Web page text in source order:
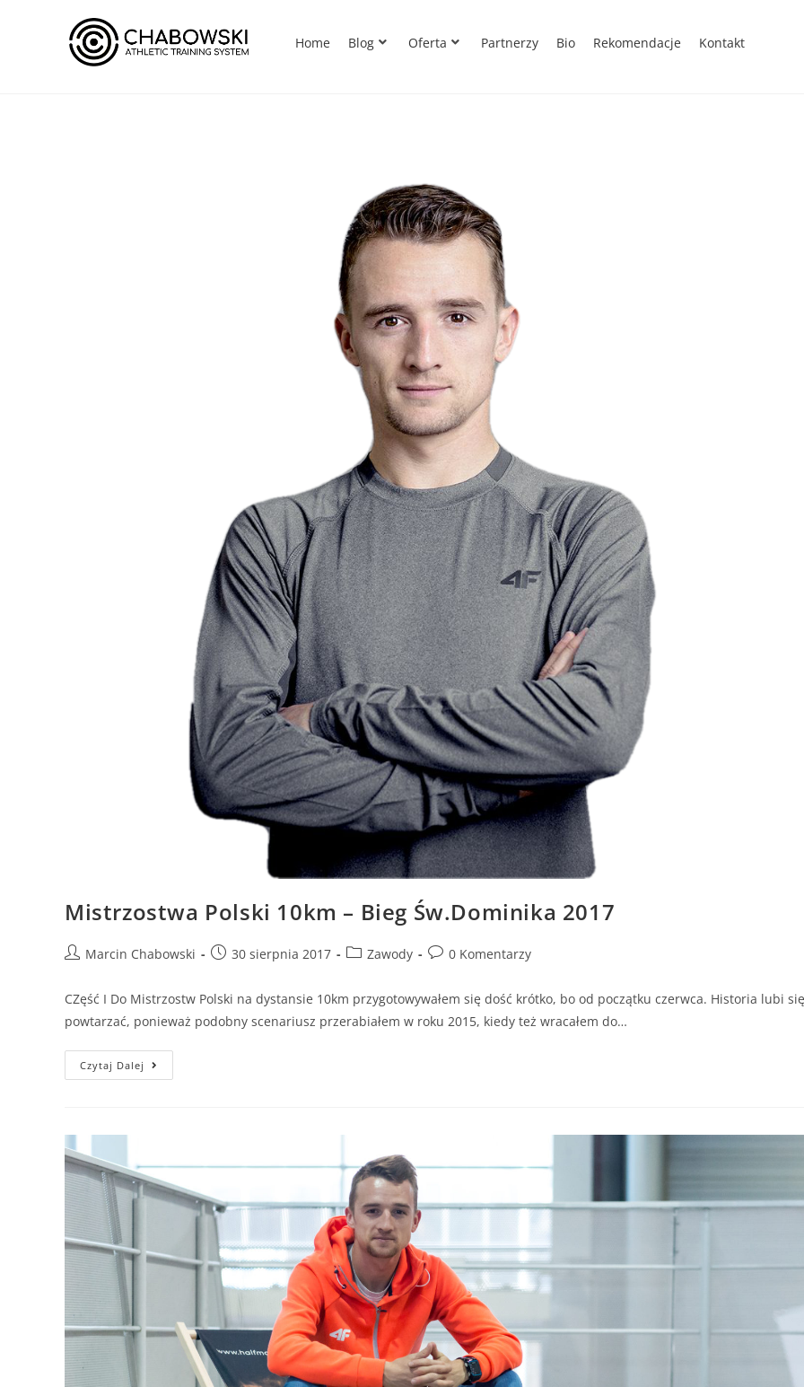
Home Blog Oferta Partnerzy Bio Rekomendacje Kontakt
Mistrzostwa Polski 10km – Bieg Św.Dominika 2017
Marcin Chabowski 30 sierpnia 2017 Zawody 0 Komentarzy
CZęść I Do Mistrzostw Polski na dystansie 10km przygotowywałem się dość krótko, bo od początku czerwca. Historia lubi się
powtarzać, ponieważ podobny scenariusz przerabiałem w roku 2015, kiedy też wracałem do…
Czytaj Dalej